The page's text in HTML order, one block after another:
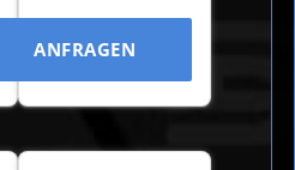
ANFRAGEN